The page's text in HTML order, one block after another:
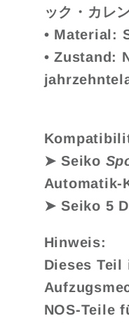
ック・カレ
• Material:
• Zustand:
➤ Seiko
Automatik-
➤ Seiko 5
Hinweis:
Dieses
NOS-Teile